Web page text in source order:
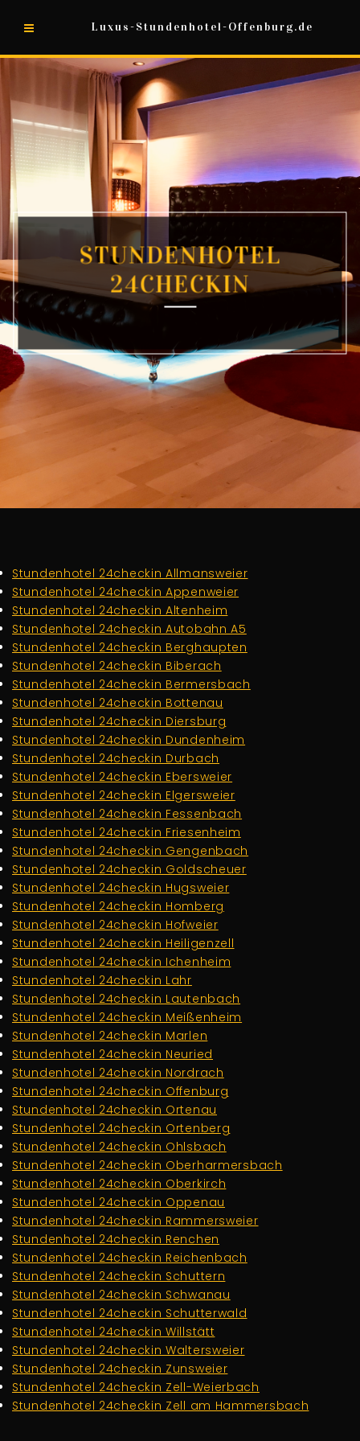
Luxus-Stundenhotel-Offenburg.de
STUNDENHOTEL
24CHECKIN
Stundenhotel 24checkin Allmansweier
Stundenhotel 24checkin Appenweier
Stundenhotel 24checkin Altenheim
Stundenhotel 24checkin Autobahn A5
Stundenhotel 24checkin Berghaupten
Stundenhotel 24checkin Biberach
Stundenhotel 24checkin Bermersbach
Stundenhotel 24checkin Bottenau
Stundenhotel 24checkin Diersburg
Stundenhotel 24checkin Dundenheim
Stundenhotel 24checkin Durbach
Stundenhotel 24checkin Ebersweier
Stundenhotel 24checkin Elgersweier
Stundenhotel 24checkin Fessenbach
Stundenhotel 24checkin Friesenheim
Stundenhotel 24checkin Gengenbach
Stundenhotel 24checkin Goldscheuer
Stundenhotel 24checkin Hugsweier
Stundenhotel 24checkin Homberg
Stundenhotel 24checkin Hofweier
Stundenhotel 24checkin Heiligenzell
Stundenhotel 24checkin Ichenheim
Stundenhotel 24checkin Lahr
Stundenhotel 24checkin Lautenbach
Stundenhotel 24checkin Meißenheim
Stundenhotel 24checkin Marlen
Stundenhotel 24checkin Neuried
Stundenhotel 24checkin Nordrach
Stundenhotel 24checkin Offenburg
Stundenhotel 24checkin Ortenau
Stundenhotel 24checkin Ortenberg
Stundenhotel 24checkin Ohlsbach
Stundenhotel 24checkin Oberharmersbach
Stundenhotel 24checkin Oberkirch
Stundenhotel 24checkin Oppenau
Stundenhotel 24checkin Rammersweier
Stundenhotel 24checkin Renchen
Stundenhotel 24checkin Reichenbach
Stundenhotel 24checkin Schuttern
Stundenhotel 24checkin Schwanau
Stundenhotel 24checkin Schutterwald
Stundenhotel 24checkin Willstätt
Stundenhotel 24checkin Waltersweier
Stundenhotel 24checkin Zunsweier
Stundenhotel 24checkin Zell-Weierbach
Stundenhotel 24checkin Zell am Hammersbach